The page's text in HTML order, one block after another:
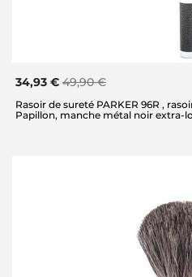
34,93 € 49,90 €
Rasoir de sureté PARKER 96R ,
Papillon, manche métal noir extra-